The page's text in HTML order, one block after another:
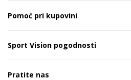
Pomoć pri kupovini
Sport Vision pogodnosti
Pratite nas